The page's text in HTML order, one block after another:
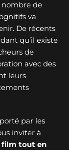
nombre de
va
De récents
qu’il existe
de
avec des
leurs
par les
inviter à
film tout en